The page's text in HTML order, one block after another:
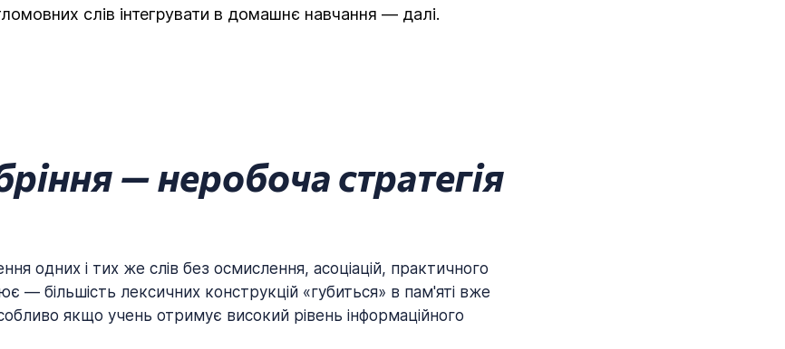
слів інтегрувати в домашнє навчання — далі.
— неробоча стратегія
одних і тих же слів без осмислення, асоціацій, практичного
— більшість лексичних конструкцій «губиться» в пам'яті вже
якщо учень отримує високий рівень інформаційного